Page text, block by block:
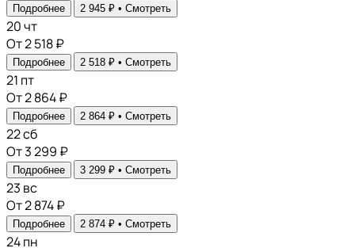
Подробнее 2 945 ₽ • Смотреть
20чт
От 2 518 ₽
Подробнее 2 518 ₽ • Смотреть
21 пт
От 2 864 ₽
Подробнее 2 864 ₽ • Смотреть
22сб
От 3 299 ₽
Подробнее 3 299 ₽ • Смотреть
23 вс
От 2 874 ₽
Подробнее 2 874 ₽ • Смотреть
24пн